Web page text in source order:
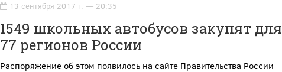
13 сентября 2017 г. — 20:35
1549 школьных автобусов закупят для
77 регионов России
Распоряжение об этом появилось на сайте Правительства России